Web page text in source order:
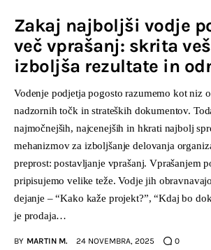
Zakaj najboljši vodje
več vprašanj: skrita
izboljša rezultate in
Vodenje podjetja pogosto razumemo kot niz
nadzornih točk in strateških dokumentov.
najmočnejših, najcenejših in hkrati najbolj
mehanizmov za izboljšanje delovanja
preprost: postavljanje vprašanj. Vprašanjem
pripisujemo velike teže. Vodje jih
dejanje – “Kako kaže projekt?”, “Kdaj bo
je prodaja…
BY MARTIN M. 24 NOVEMBRA, 2025 0